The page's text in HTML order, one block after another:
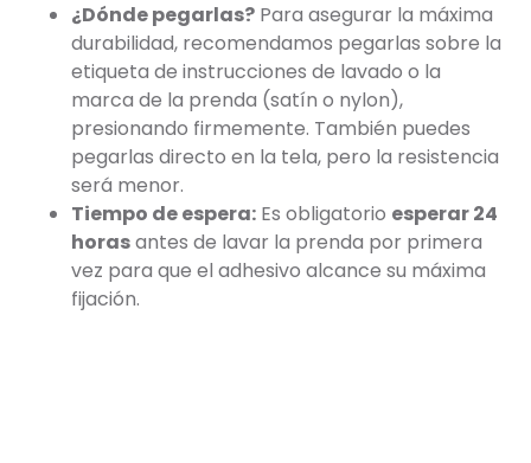
¿Dónde pegarlas? Para asegurar la máxima
durabilidad, recomendamos pegarlas sobre la
etiqueta de instrucciones de lavado o la
marca de la prenda (satín o nylon),
presionando firmemente. También puedes
pegarlas directo en la tela, pero la resistencia
será menor.
Tiempo de espera: Es obligatorio esperar 24
horasantes de lavar la prenda por primera
vez para que el adhesivo alcance su máxima
fijación.